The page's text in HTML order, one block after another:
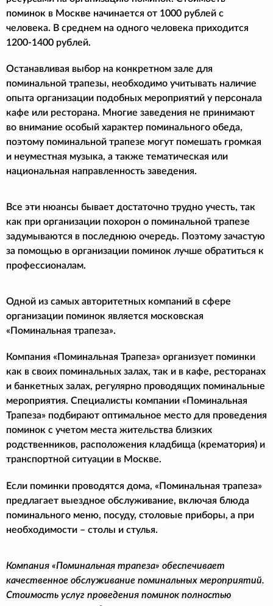
поминок в Москве начинается от 1000 рублей с
человека. В среднем на одного человека приходится
1200-1400 рублей.
Останавливая выбор на конкретном зале для
поминальной трапезы, необходимо учитывать наличие
опыта организации подобных мероприятий у персонала
кафе или ресторана. Многие заведения не принимают
во внимание особый характер поминального обеда,
поэтому поминальной трапезе могут помешать громкая
и неуместная музыка, а также тематическая или
национальная направленность заведения.
Все эти нюансы бывает достаточно трудно учесть, так
как при организации похорон о поминальной трапезе
задумываются в последнюю очередь. Поэтому зачастую
за помощью в организации поминок лучше обратиться к
профессионалам.
Одной из самых авторитетных компаний в сфере
организации поминок является московская
«Поминальная трапеза».
Компания «Поминальная Трапеза» организует поминки
как в своих поминальных залах, так и в кафе, ресторанах
и банкетных залах, регулярно проводящих поминальные
мероприятия. Специалисты компании «Поминальная
Трапеза» подбирают оптимальное место для проведения
поминок с учетом места жительства близких
родственников, расположения кладбища (крематория) и
транспортной ситуации в Москве.
Если поминки проводятся дома, «Поминальная трапеза»
предлагает выездное обслуживание, включая блюда
поминального меню, посуду, столовые приборы, а при
необходимости – столы и стулья.
Компания «Поминальная трапеза» обеспечивает
качественное обслуживание поминальных мероприятий.
Стоимость услуг проведения поминок полностью